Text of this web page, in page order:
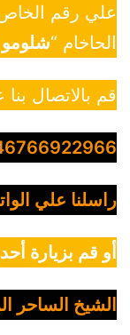
علي رقم الخاص
الحاخام “شلومو
قم بالاتصال
راسلنا علي
أو قم بزيارة
الشيخ الساحر